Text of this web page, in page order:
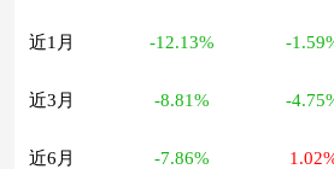
近1月 -12.13% -
近3月 -8.81% -
近6月 -7.86%